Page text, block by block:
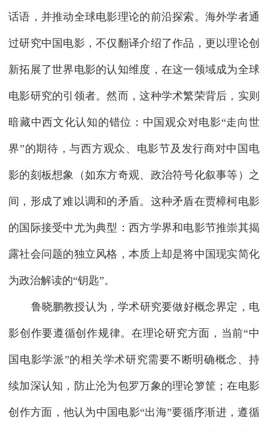
话语，并推动全球电影理论的前沿探索。海外学者通
过研究中国电影，不仅翻译介绍了作品，更以理论创
新拓展了世界电影的认知维度，在这一领域成为全球
电影研究的引领者。然而，这种学术繁荣背后，实则
暗藏中西文化认知的错位：中国观众对电影“走向世
界”的期待，与西方观众、电影节及发行商对中国电
影的刻板想象（如东方奇观、政治符号化叙事等）之
间，形成了难以调和的矛盾。这种矛盾在贾樟柯电影
的国际接受中尤为典型：西方学界和电影节推崇其揭
露社会问题的独立风格，本质上却是将中国现实简化
为政治解读的“钥匙”。
鲁晓鹏教授认为，学术研究要做好概念界定，电
影创作要遵循创作规律。在理论研究方面，当前“中
国电影学派”的相关学术研究需要不断明确概念、持
续加深认知，防止沦为包罗万象的理论箩筐；在电影
创作方面，他认为中国电影“出海”要循序渐进，遵循